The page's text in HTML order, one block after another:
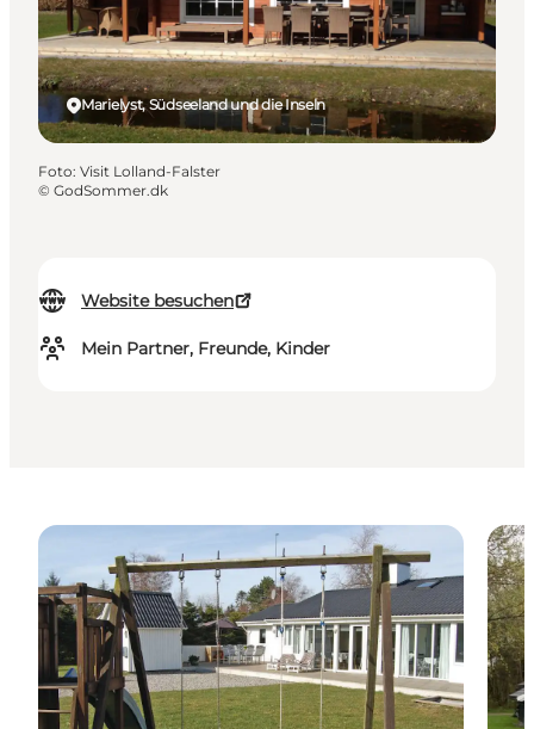
Website besuchen
Mein Partner, Freunde, Kinder
Marielyst, Südseeland und die Inseln
Foto: Visit Lolland-Falster
© GodSommer.dk